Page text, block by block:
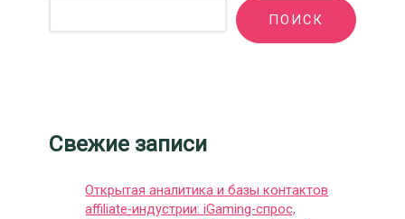
ПОИСК
Свежие записи
Открытая аналитика и базы контактов
affiliate-индустрии: iGaming-спрос,